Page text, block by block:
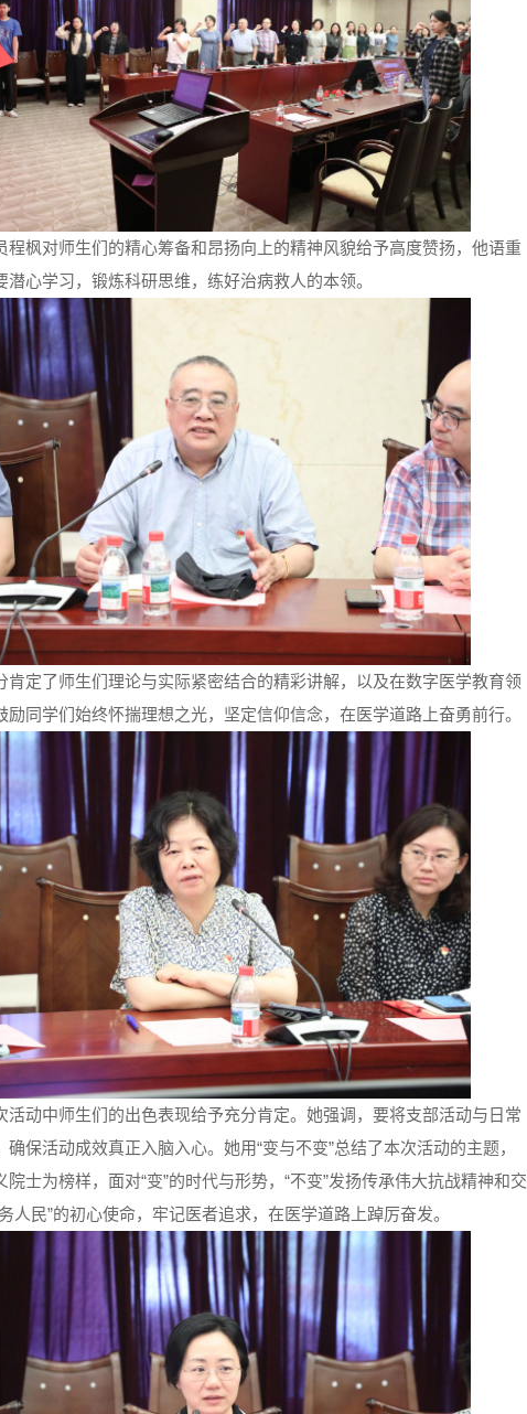
程枫对师生们的精心筹备和昂扬向上的精神风貌给予高度赞扬，他语重
潜心学习，锻炼科研思维，练好治病救人的本领。
肯定了师生们理论与实际紧密结合的精彩讲解，以及在数字医学教育领
励同学们始终怀揣理想之光，坚定信仰信念，在医学道路上奋勇前行。
活动中师生们的出色表现给予充分肯定。她强调，要将支部活动与日常
保活动成效真正入脑入心。她用“变与不变”总结了本次活动的主题，
士为榜样，面对“变”的时代与形势，“不变”发扬传承伟大抗战精神和交
人民”的初心使命，牢记医者追求，在医学道路上踔厉奋发。